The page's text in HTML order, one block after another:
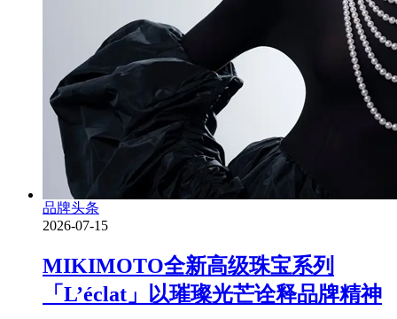
品牌头条
2026-07-15
MIKIMOTO全新高级珠宝系列
「L’éclat」以璀璨光芒诠释品牌精神